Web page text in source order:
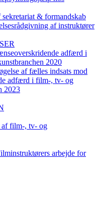
& formandskab
af instruktører
adfærd i
2020
af fælles indsats mod
adfærd i film-, tv- og
2023
af film-, tv- og
arbejde for